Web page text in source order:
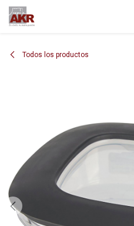
Ir al contenido
Todos los productos